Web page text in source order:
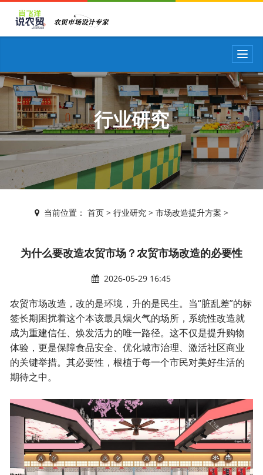
T
o
g
g
l
e
n
a
v
i
g
行业研究
当前位置： 首页> 行业研究> 市场改造提升方案 >
为什么要改造农贸市场？农贸市场改造的必要性
2026-05-29 16:45
农贸市场改造 ，改的是环境，升的是民生。当“脏乱差”的标
签长期困扰着这个本该最具烟火气的场所，系统性改造就
成为重建信任、焕发活力的唯一路径。这不仅是提升购物
体验，更是保障食品安全、优化城市治理、激活社区商业
的关键举措。其必要性，根植于每一个市民对美好生活的
期待之中。